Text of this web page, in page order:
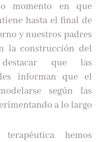
momento en que
hasta el final de
y nuestros padres
la construcción del
que las
informan que el
según las
a lo largo
hemos